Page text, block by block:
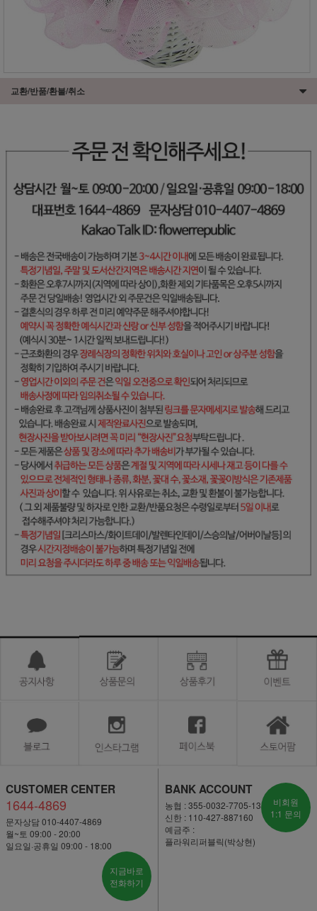
교환/반품/환불/취소
CUSTOMER CENTER
1644-4869
문자상담 010-4407-4869
월~토 09:00 - 20:00
일요일·공휴일 09:00 - 18:00
지금바로
전화하기
BANK ACCOUNT
농협 : 355-0032-7705-13
신한 : 110-427-887160
예금주 :
플라워리퍼블릭(박상현)
비회원
1:1 문의